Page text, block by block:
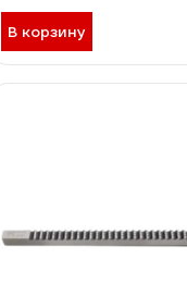
В корзину